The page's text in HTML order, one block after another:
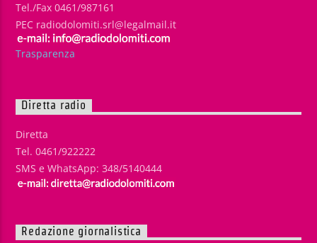
Tel./Fax 0461/987161
PEC radiodolomiti.srl@legalmail.it
Trasparenza
Diretta radio
Diretta
Tel. 0461/922222
SMS e WhatsApp: 348/5140444
Redazione giornalistica